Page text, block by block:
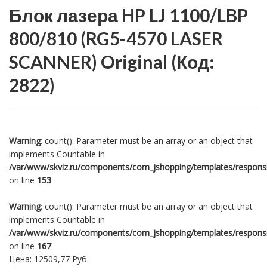
Блок лазера HP LJ 1100/LBP
800/810 (RG5-4570 LASER
SCANNER) Original (Код:
2822)
Warning: count(): Parameter must be an array or an object that
implements Countable in
/var/www/skviz.ru/components/com_jshopping/templates/
on line 153
Warning: count(): Parameter must be an array or an object that
implements Countable in
/var/www/skviz.ru/components/com_jshopping/templates/
on line 167
Цена: 12509,77 Руб.